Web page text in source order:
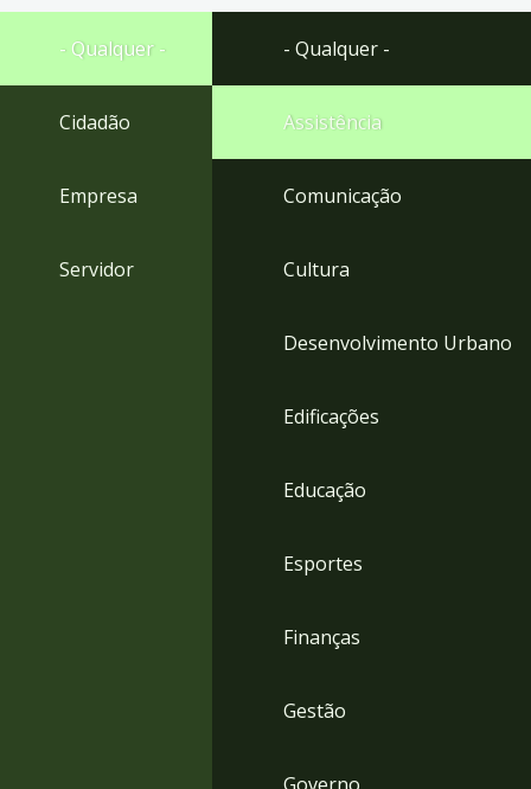
Ir
rodapé
- Qualquer -
Cidadão
Empresa
Servidor
- Qualquer -
Assistência
Comunicação
Cultura
Desenvolvimento Urbano
Edificações
Educação
Esportes
Finanças
Gestão